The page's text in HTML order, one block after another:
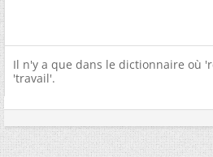
Il n'y a que dans le dictionnaire où
'travail'.